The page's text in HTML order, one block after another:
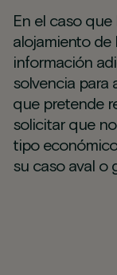
En el caso
alojamiento de
información
solvencia para
que pretende
solicitar que
tipo
su caso aval o